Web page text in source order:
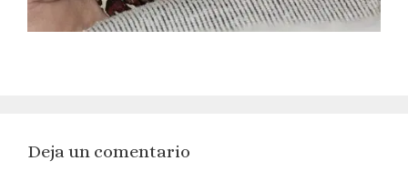
Deja un comentario